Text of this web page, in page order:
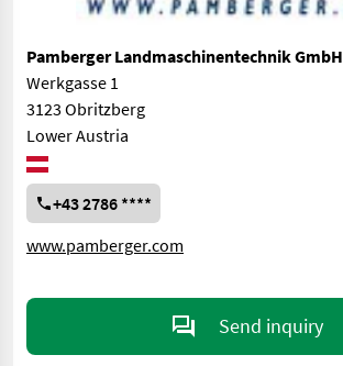
Pamberger Landmaschinentechnik GmbH
Werkgasse 1
3123 Obritzberg
Lower Austria
+43 2786 ****
www.pamberger.com
Send inquiry